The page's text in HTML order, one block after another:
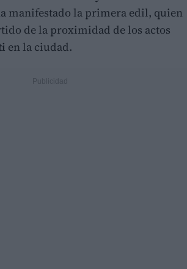
manifestado la primera edil, quien
de la proximidad de los actos
en la ciudad.